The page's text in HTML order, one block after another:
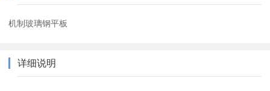
机制玻璃钢平板
详细说明